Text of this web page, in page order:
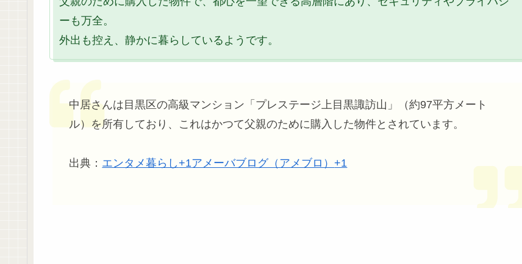
ーも万全。
外出も控え、静かに暮らしているようです。
中居さんは目黒区の高級マンション「プレステージ上目黒諏訪山」（約97平方メート
ル）を所有しており、これはかつて父親のために購入した物件とされています。
出典： エンタメ暮らし+1アメーバブログ（アメブロ）+1